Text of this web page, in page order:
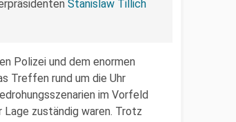
Stanislaw Tillich
Polizei und dem enormen
Treffen rund um die Uhr
im Vorfeld
zuständig waren. Trotz